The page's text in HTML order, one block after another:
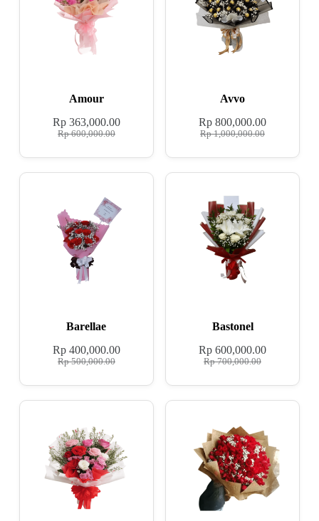
Amour
Rp600,000.00
Rp363,000.00
Avvo
Rp1,000,000.00
Rp 800,000.00
Barellae
Rp500,000.00
Rp400,000.00
Bastonel
Rp700,000.00
Rp 600,000.00